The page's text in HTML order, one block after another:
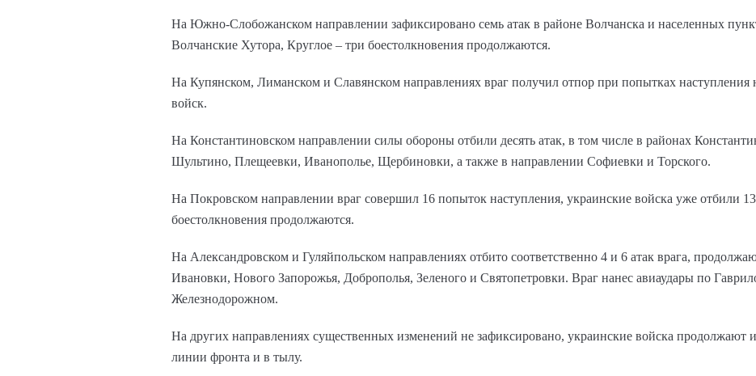
На Южно-Слобожанском направлении зафиксировано семь атак в районе Волчанска и населенных
Волчанские Хутора, Круглое – три боестолкновения продолжаются.
На Купянском, Лиманском и Славянском направлениях враг получил отпор при попытках наступления
войск.
На Константиновском направлении силы обороны отбили десять атак, в том числе в районах
Шультино, Плещеевки, Иванополье, Щербиновки, а также в направлении Софиевки и Торского.
На Покровском направлении враг совершил 16 попыток наступления, украинские войска уже отбили 13
боестолкновения продолжаются.
На Александровском и Гуляйпольском направлениях отбито соответственно 4 и 6 атак врага,
Ивановки, Нового Запорожья, Доброполья, Зеленого и Святопетровки. Враг нанес авиаудары по
Железнодорожном.
На других направлениях существенных изменений не зафиксировано, украинские войска продолжают
линии фронта и в тылу.